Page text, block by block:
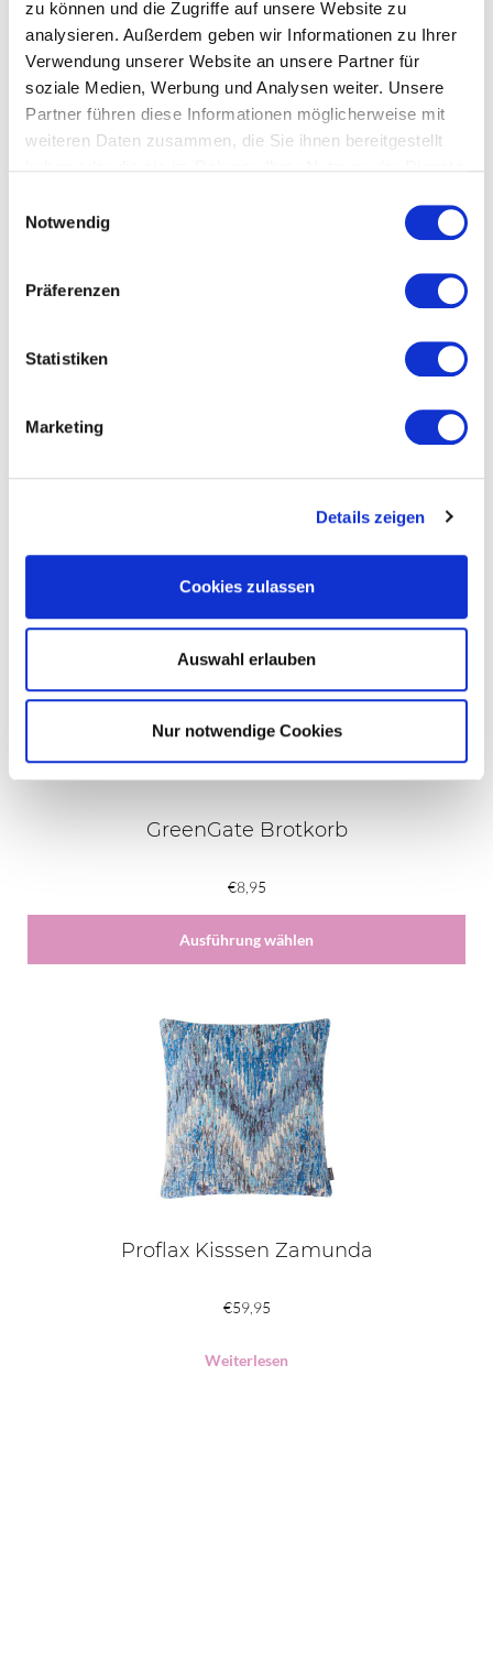
zu können und die Zugriffe auf unsere Website zu
analysieren. Außerdem geben wir Informationen zu Ihrer
Verwendung unserer Website an unsere Partner für
soziale Medien, Werbung und Analysen weiter. Unsere
Partner führen diese Informationen möglicherweise mit
weiteren Daten zusammen, die Sie ihnen bereitgestellt
Notwendig
Präferenzen
Statistiken
Marketing
Details zeigen
Cookies zulassen
Auswahl erlauben
Nur notwendige Cookies
€119,95
Weiterlesen
GreenGate Magnete im 3er Set „Donut“
GreenGate Brotkorb
€8,95
Ausführung wählen
Produkt
Varianten
Optionen
Proflax Kisssen Zamunda
€59,95
Weiterlesen